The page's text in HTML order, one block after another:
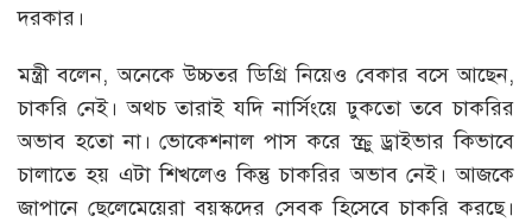
দরকার।
মন্ত্রী বলেন, অনেকে উচ্চতর ডিগ্রি নিয়েও বেকার বসে আছেন,
চাকরি নেই। অথচ তারাই যদি নার্সিংয়ে ঢুকতো তবে চাকরির
অভাব হতো না। ভোকেশনাল পাস করে স্ক্রু ড্রাইভার কিভাবে
চালাতে হয় এটা শিখলেও কিন্তু চাকরির অভাব নেই। আজকে
জাপানে ছেলেমেয়েরা বয়স্কদের সেবক হিসেবে চাকরি করছে।